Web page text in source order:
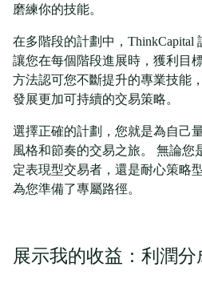
磨練你的技能。
在多階段的計劃中，ThinkCapital
讓您在每個階段進展時，獲利目
方法認可您不斷提升的專業技能
發展更加可持續的交易策略。
選擇正確的計劃，您就是為自己
風格和節奏的交易之旅。 無論您
定表現型交易者，還是耐心策略
為您準備了專屬路徑。
展示我的收益：利潤分